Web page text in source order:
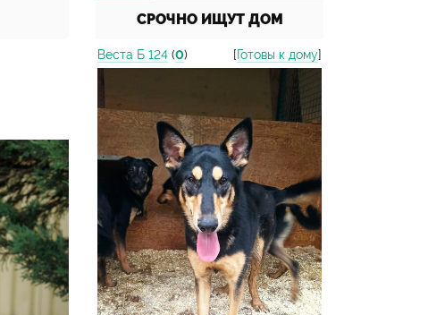
СРОЧНО ИЩУТ ДОМ
Веста Б 124 (0) [Готовы к дому]